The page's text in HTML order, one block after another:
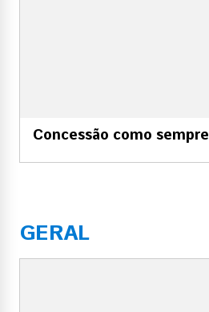
Concessão como sempre
GERAL